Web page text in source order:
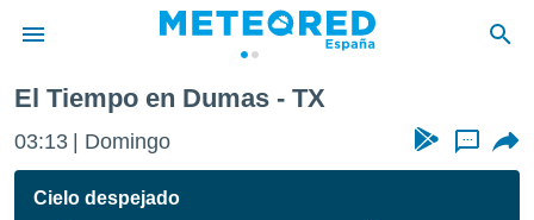
de
por
El Tiempo en Dumas - TX
03:13 Domingo ...
Cielo despejado